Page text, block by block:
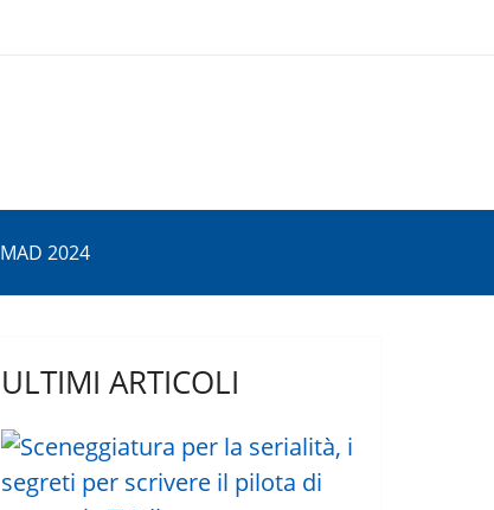
MAD 2024
ULTIMI ARTICOLI